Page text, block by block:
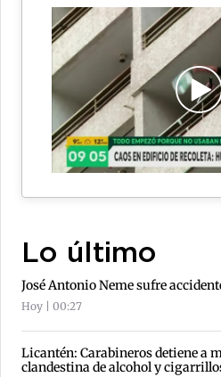
Lo último
José Antonio Neme sufre
Hoy | 00:27
Licantén: Carabineros detiene a
clandestina de alcohol y